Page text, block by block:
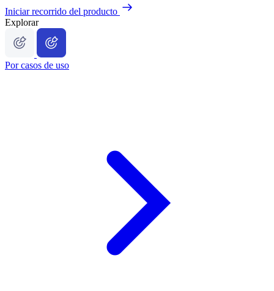
Iniciar recorrido del producto
Explorar
Por casos de uso